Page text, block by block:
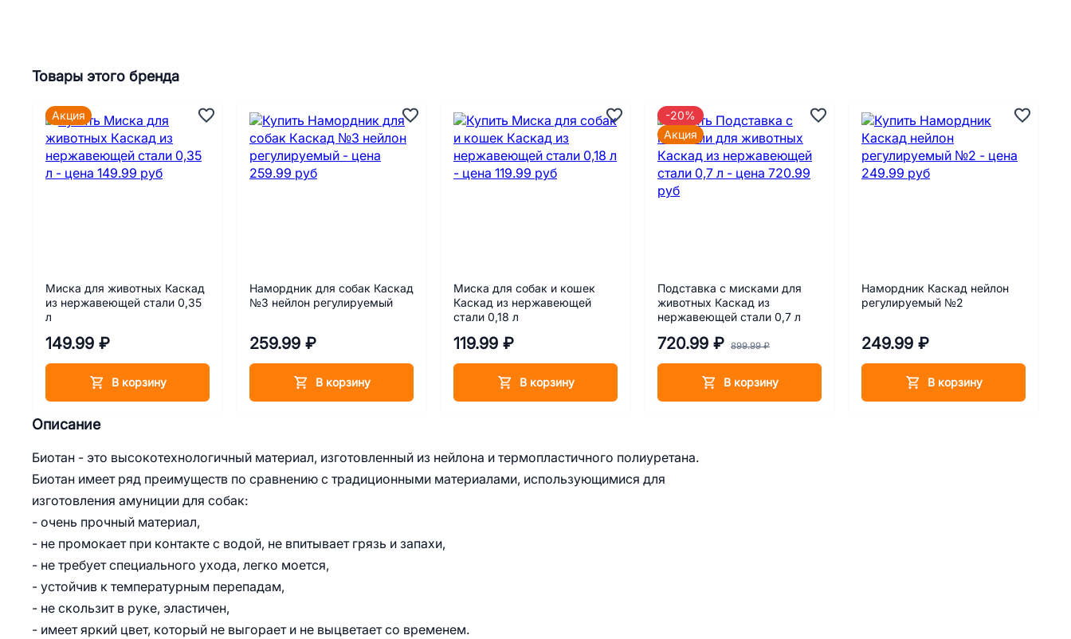
Описание
Биотан - это высокотехнологичный материал, изготовленный из нейлона и термопластичного полиуретана.
Биотан имеет ряд преимуществ по сравнению с традиционными материалами, использующимися для
изготовления амуниции для собак:
- очень прочный материал,
- не промокает при контакте с водой, не впитывает грязь и запахи,
- не требует специального ухода, легко моется,
- устойчив к температурным перепадам,
- не скользит в руке, эластичен,
- имеет яркий цвет, который не выгорает и не выцветает со временем.
Товары этого бренда
Миска для животных Каскад
из нержавеющей стали 0,35
л
149.99 ₽
В корзину
Акция
Намордник для собак Каскад
№3 нейлон регулируемый
259.99 ₽
В корзину
Миска для собак и кошек
Каскад из нержавеющей
стали 0,18 л
119.99 ₽
В корзину
Подставка с мисками для
животных Каскад из
нержавеющей стали 0,7 л
720.99 ₽ 899.99 ₽
В корзину
-20%
Акция
Намордник Каскад нейлон
регулируемый №2
249.99 ₽
В корзину